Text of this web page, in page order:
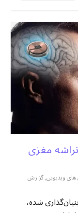
مغزی
ویدیویی,گزارش
شده،